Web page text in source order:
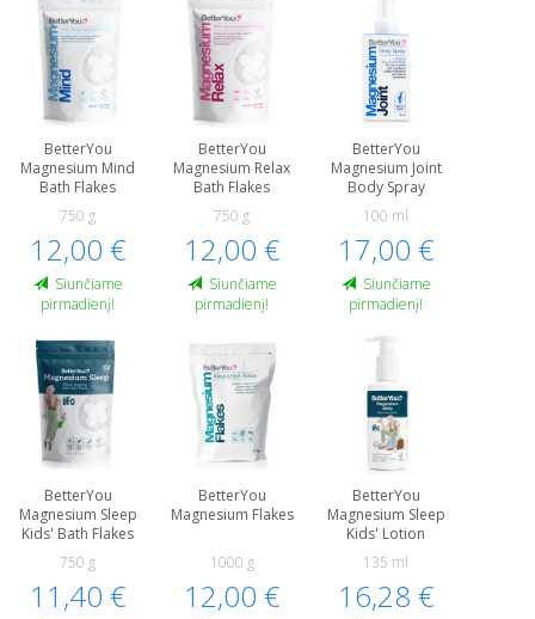
BetterYou
Magnesium Mind
Bath Flakes
750 g
12,00 €
Siunčiame
pirmadienį!
BetterYou
Magnesium Relax
Bath Flakes
750 g
12,00 €
Siunčiame
pirmadienį!
BetterYou
Magnesium Joint
Body Spray
100 ml
17,00 €
Siunčiame
pirmadienį!
BetterYou
Magnesium Sleep
Kids' Bath Flakes
750 g
11,40 €
BetterYou
Magnesium Flakes
1000 g
12,00 €
BetterYou
Magnesium Sleep
Kids' Lotion
135 ml
16,28 €